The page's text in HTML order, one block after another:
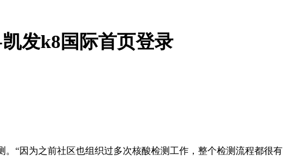
发k8国际首页登录
“因为之前社区也组织过多次核酸检测工作，整个检测流程都很有